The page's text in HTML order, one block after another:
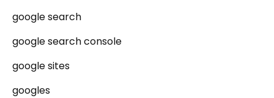
google search
google search console
google sites
googles